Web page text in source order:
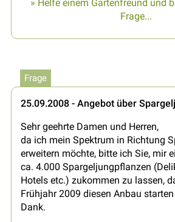
» Helfe einem Gartenfreund und
Frage...
Frage
25.09.2008 - Angebot über
Sehr geehrte Damen und Herren,
da ich mein Spektrum in Richtung
erweitern möchte, bitte ich Sie, mir
ca. 4.000 Spargeljungpflanzen
Hotels etc.) zukommen zu lassen,
Frühjahr 2009 diesen Anbau
Dank.